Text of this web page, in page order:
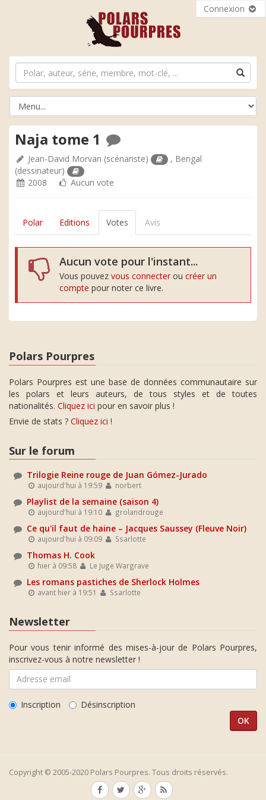
Connexion
Naja tome 1
Jean-David Morvan (scénariste) , Bengal
(dessinateur)
2008
Aucun vote
Polar Editions Votes Avis
Aucun vote pour l'instant...
Vous pouvez vous connecter ou créer un
compte pour noter ce livre.
Polars Pourpres
Polars Pourpres est une base de données communautaire sur
les polars et leurs auteurs, de tous styles et de toutes
nationalités. Cliquez ici pour en savoir plus !
Envie de stats ? Cliquez ici !
Sur le forum
Trilogie Reine rouge de Juan Gómez-Jurado
aujourd'hui à 19:59 norbert
Playlist de la semaine (saison 4)
aujourd'hui à 19:10 grolandrouge
Ce qu'il faut de haine – Jacques Saussey (Fleuve Noir)
aujourd'hui à 09:09 Ssarlotte
Thomas H. Cook
hier à 09:58 Le Juge Wargrave
Les romans pastiches de Sherlock Holmes
avant hier à 19:51 Ssarlotte
Newsletter
Pour vous tenir informé des mises-à-jour de Polars Pourpres,
inscrivez-vous à notre newsletter !
Inscription Désinscription
Copyright © 2005-2020 Polars Pourpres. Tous droits réservés.